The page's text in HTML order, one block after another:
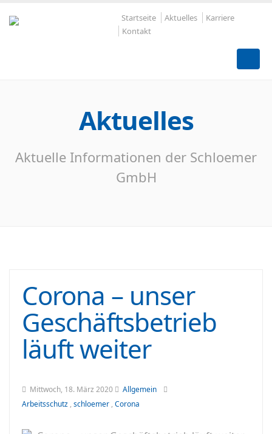
Startseite Aktuelles
Karriere
Kontakt
Aktuelles
Aktuelle Informationen der Schloemer
GmbH
Corona – unser
Geschäftsbetrieb
läuft weiter
Mittwoch, 18. März 2020
Allgemein
Arbeitsschutz , schloemer , Corona